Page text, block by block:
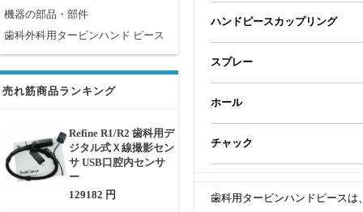
機器の部品・部件
歯科外科用タービンハンド ピース
売れ筋商品ランキング
Refine R1/R2 歯科用デ
ジタル式Ｘ線撮影セン
サ USB口腔内センサ
ー
129182 円
ハンドピースカップリング
スプレー
ホール
チャック
歯科用タービンハンドピース